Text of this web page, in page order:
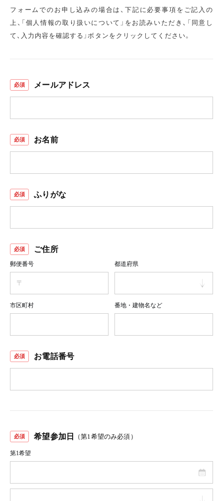
フォームでのお申し込みの場合は、下記に必要事項をご記入の
上、 「個人情報の取り扱いについて」をお読みいただき、 「同意し
て、入力内容を確認する」ボタンをクリックしてください。
メールアドレス
お名前
ふりがな
ご住所
郵便番号 都道府県
市区町村 番地・建物名など
お電話番号
希望参加日 （第1希望のみ必須）
第1希望